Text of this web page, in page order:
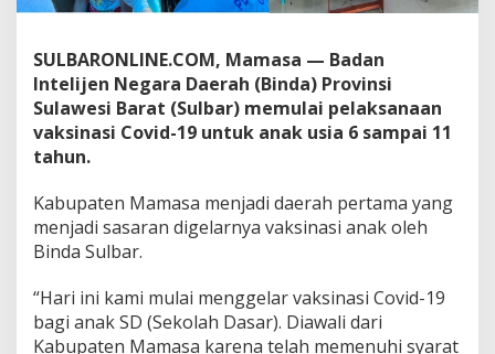
V
k
s
i
n
a
n
a
i
K
a
SULBARONLINE.COM, Mamasa — Badan
Intelijen Negara Daerah (Binda) Provinsi
Sulawesi Barat (Sulbar) memulai pelaksanaan
vaksinasi Covid-19 untuk anak usia 6 sampai 11
tahun.
Kabupaten Mamasa menjadi daerah pertama yang
menjadi sasaran digelarnya vaksinasi anak oleh
Binda Sulbar.
“Hari ini kami mulai menggelar vaksinasi Covid-19
bagi anak SD (Sekolah Dasar). Diawali dari
Kabupaten Mamasa karena telah memenuhi syarat